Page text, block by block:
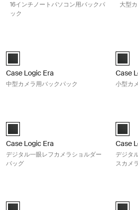
16インチノートパソコン用バックパ
ック
大型
Case Logic Era Medium Camera
Case Logic Era
中型カメラ用バックパック
Case
Case
小型カ
Case Logic Era DSLR Shoulder Bag オ
Case Logic Era
デジタル一眼レフカメラショルダー
バッグ
Case
Case
デジタ
スカメ
Case Logic Era Camera Pouch オブシデ
Case